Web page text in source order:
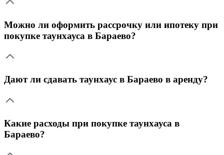
Можно ли оформить рассрочку или ипотеку при
покупке таунхауса в Бараево?
Дают ли сдавать таунхаус в Бараево в аренду?
Какие расходы при покупке таунхауса в
Бараево?